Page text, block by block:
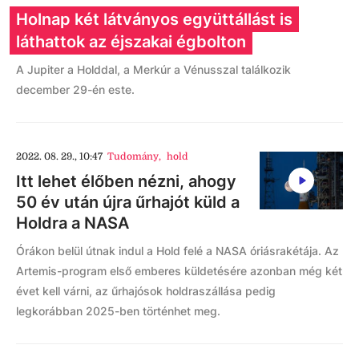
Holnap két látványos együttállást is
láthattok az éjszakai égbolton
A Jupiter a Holddal, a Merkúr a Vénusszal találkozik
december 29-én este.
2022. 08. 29., 10:47 Tudomány, hold
Itt lehet élőben nézni, ahogy
50 év után újra űrhajót küld a
Holdra a NASA
Órákon belül útnak indul a Hold felé a NASA óriásrakétája. Az
Artemis-program első emberes küldetésére azonban még két
évet kell várni, az űrhajósok holdraszállása pedig
legkorábban 2025-ben történhet meg.